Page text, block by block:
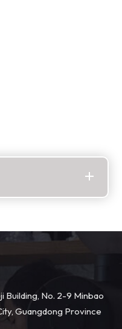
Building, No. 2-9 Minbao
Guangdong Province